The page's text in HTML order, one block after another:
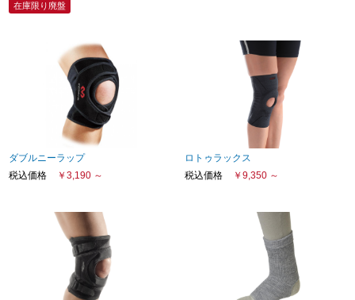
在庫限り廃盤
ダブルニーラップ
税込価格
￥3,190 ～
ロトゥラックス
税込価格
￥9,350 ～